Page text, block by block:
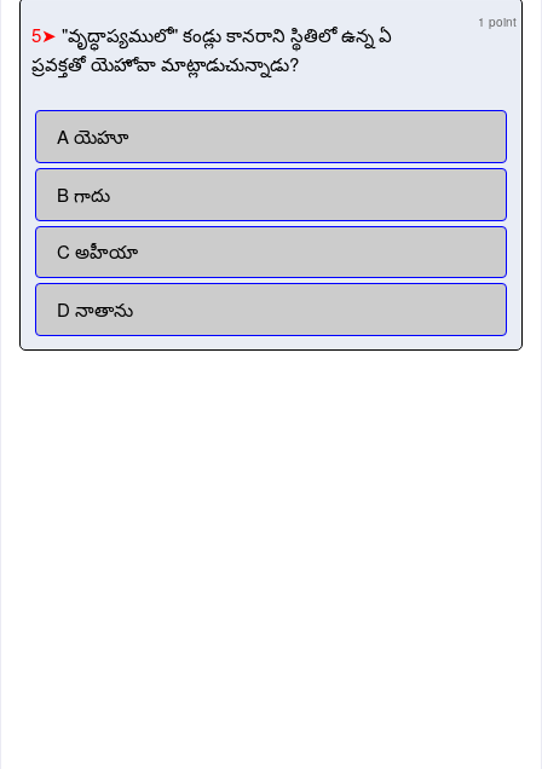
5➤ "వృద్ధాప్యములో" కండ్లు కానరాని స్థితిలో ఉన్న ఏ
ప్రవక్తతో యెహోవా మాట్లాడుచున్నాడు?
1 point
A యెహూ
B గాదు
C అహీయా
D నాతాను